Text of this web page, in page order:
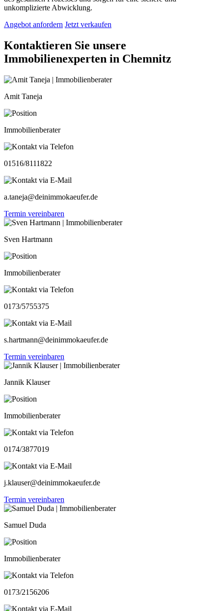
unkomplizierte Abwicklung.
Angebot anfordern Jetzt verkaufen
Kontaktieren Sie unsere
Immobilienexperten in Chemnitz
Amit Taneja
Immobilienberater
01516/8111822
a.taneja@deinimmokaeufer.de
Termin vereinbaren
Sven Hartmann
Immobilienberater
0173/5755375
s.hartmann@deinimmokaeufer.de
Termin vereinbaren
Jannik Klauser
Immobilienberater
0174/3877019
j.klauser@deinimmokaeufer.de
Termin vereinbaren
Samuel Duda
Immobilienberater
0173/2156206